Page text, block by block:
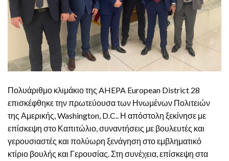
Πολυάριθμο κλιμάκιο της AHEPA European District 28
επισκέφθηκε την πρωτεύουσα των Ηνωμένων Πολιτειών
της Αμερικής, Washington, D.C.. Η απόστολη ξεκίνησε με
επίσκεψη στο Καπιτώλιο, συναντήσεις με βουλευτές και
γερουσιαστές και πολύωρη ξενάγηση στο εμβληματικό
κτίριο βουλής και Γερουσίας. Στη συνέχεια, επίσκεψη στα